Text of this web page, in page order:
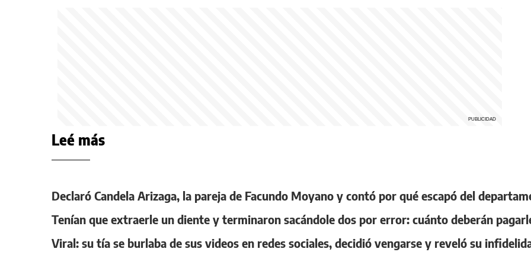
Leé más
Declaró Candela Arizaga, la pareja de Facundo Moyano y contó por qué escapó del
Tenían que extraerle un diente y terminaron sacándole dos por error: cuánto deberán
Viral: su tía se burlaba de sus videos en redes sociales, decidió vengarse y reveló su